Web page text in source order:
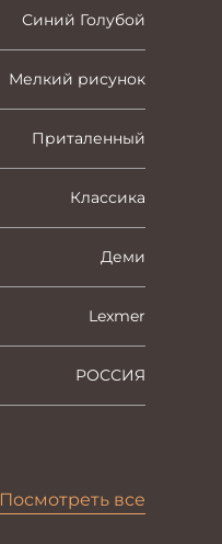
Синий Голубой
Мелкий рисунок
Приталенный
Классика
Деми
Lexmer
РОССИЯ
Посмотреть все